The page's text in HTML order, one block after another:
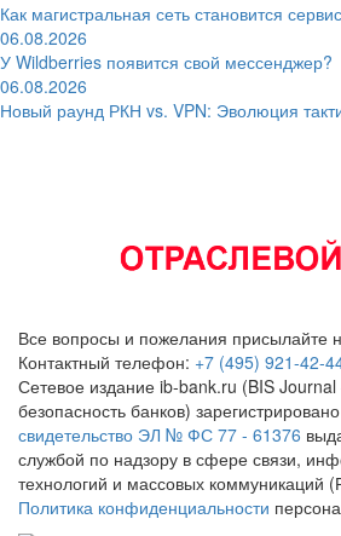
Как магистральная сеть становится
06.08.2026
У Wildberries появится свой мессенджер?
06.08.2026
Новый раунд РКН vs. VPN: Эволюция
Все вопросы и пожелания присылайте
Контактный телефон: +7 (495) 921-42-
Сетевое издание ib-bank.ru (BIS
безопасность банков)
свидетельство ЭЛ № ФС 77 - 61376
службой по надзору в сфере связи,
технологий и массовых коммуникаций
Политика конфиденциальности